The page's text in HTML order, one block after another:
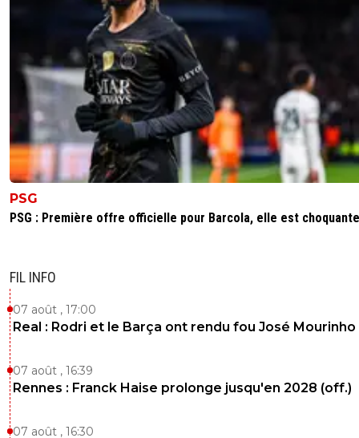
PSG
PSG : Première offre officielle pour Barcola, elle est choquante
FIL INFO
07 août , 17:00
Real : Rodri et le Barça ont rendu fou José Mourinho
07 août , 16:39
Rennes : Franck Haise prolonge jusqu'en 2028 (off.)
07 août , 16:30